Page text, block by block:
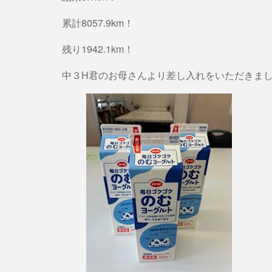
累計8057.9km！
残り1942.1km！
中３H君のお母さんより差し入れをいただきま